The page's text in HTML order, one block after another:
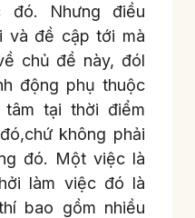
đó. Nhưng điều
và đề cập tới mà
chủ đề này, đól
động phụ thuộc
tại thời điểm
không phải
đó. Một việc là
làm việc đó là
bao gồm nhiều